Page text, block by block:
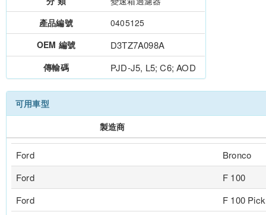
產品編號
0405125
OEM 編號
D3TZ7A098A
傳輸碼 PJD-J5, L5; C6; AOD
可用車型
製造商
Ford
Bronco
Ford
F 100
Ford
F 100